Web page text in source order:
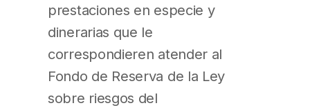
prestaciones en especie y
dinerarias que le
correspondieren atender al
Fondo de Reserva de la Ley
sobre riesgos del